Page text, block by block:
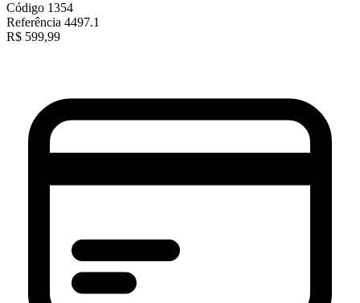
Código 1354
Referência 4497.1
R$ 599,99